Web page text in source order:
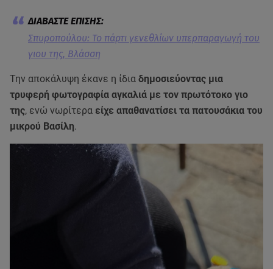
Σπυροπούλου: Το πάρτι γενεθλίων υπερπαραγωγή του
γιου της, Βλάσση
Την αποκάλυψη έκανε η ίδια δημοσιεύοντας μια
τρυφερή φωτογραφία αγκαλιά με τον πρωτότοκο γιο
της, ενώ νωρίτερα είχε απαθανατίσει τα πατουσάκια του
μικρού Βασίλη.